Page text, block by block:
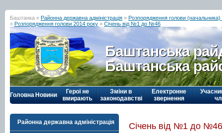
Баштанка » Районна державна адміністрація » Розпорядження голови (начальника)
» Розпорядження голови 2014 року » Січень від №1 до №46
Баштанська
Баштанська
Головна Новини
Герої не
вмирають
Зміни в
законодавстві
Електронне
звернення
Районна державна адміністрація Січень від №1 до №46